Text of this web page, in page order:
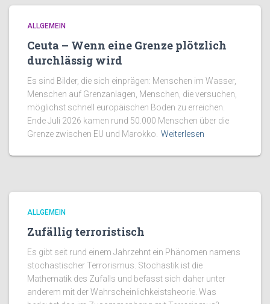
ALLGEMEIN
Ceuta – Wenn eine Grenze plötzlich
durchlässig wird
Es sind Bilder, die sich einprägen: Menschen im Wasser,
Menschen auf Grenzanlagen, Menschen, die versuchen,
möglichst schnell europäischen Boden zu erreichen.
Ende Juli 2026 kamen rund 50.000 Menschen über die
Grenze zwischen EU und Marokko. Weiterlesen
ALLGEMEIN
Zufällig terroristisch
Es gibt seit rund einem Jahrzehnt ein Phänomen namens
stochastischer Terrorismus. Stochastik ist die
Mathematik des Zufalls und befasst sich daher unter
anderem mit der Wahrscheinlichkeistsheorie. Was